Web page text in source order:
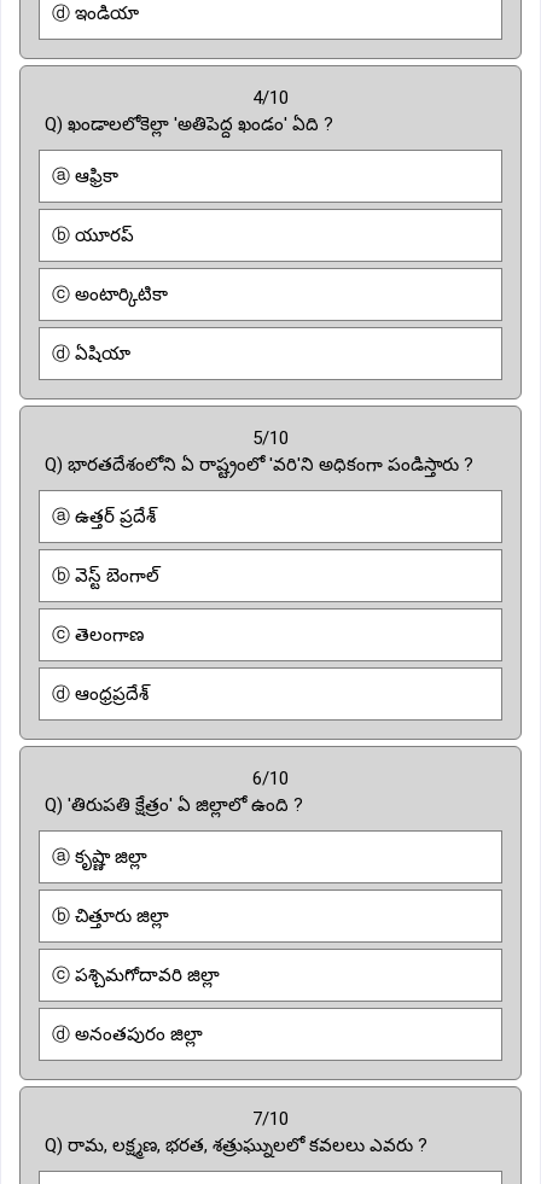
ⓓ ఇండియా
4/10
Q) ఖండాలలోకెల్లా 'అతిపెద్ద ఖండం' ఏది ?
ⓐ ఆఫ్రికా
ⓑ యూరప్
ⓒ అంటార్కిటికా
ⓓ ఏషియా
5/10
Q) భారతదేశంలోని ఏ రాష్ట్రంలో 'వరి'ని అధికంగా పండిస్తారు ?
ⓐ ఉత్తర్ ప్రదేశ్
ⓑ వెస్ట్ బెంగాల్
ⓒ తెలంగాణ
ⓓ ఆంధ్రప్రదేశ్
6/10
Q) 'తిరుపతి క్షేత్రం' ఏ జిల్లాలో ఉంది ?
ⓐ కృష్ణా జిల్లా
ⓑ చిత్తూరు జిల్లా
ⓒ పశ్చిమగోదావరి జిల్లా
ⓓ అనంతపురం జిల్లా
7/10
Q) రామ, లక్ష్మణ, భరత, శత్రుఘ్నులలో కవలలు ఎవరు ?